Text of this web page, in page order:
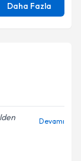
Daha Fazla
Devamı